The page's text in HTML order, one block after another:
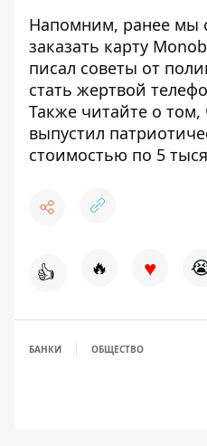
Напомним, ранее мы
заказать карту
писал советы от
стать жертвой
Также читайте о том,
выпустил
стоимостью по 5
👍 🔥 ♥
БАНКИ ОБЩЕСТВО